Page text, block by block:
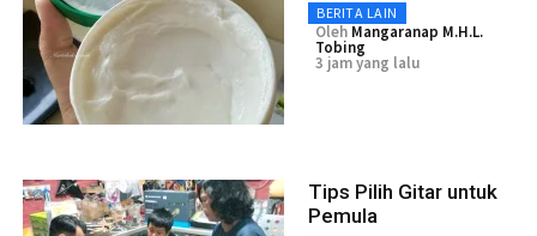
BERITA LAIN
Oleh Mangaranap M.H.L.
Tobing
3 jam yang lalu
Tips Pilih Gitar untuk
Pemula